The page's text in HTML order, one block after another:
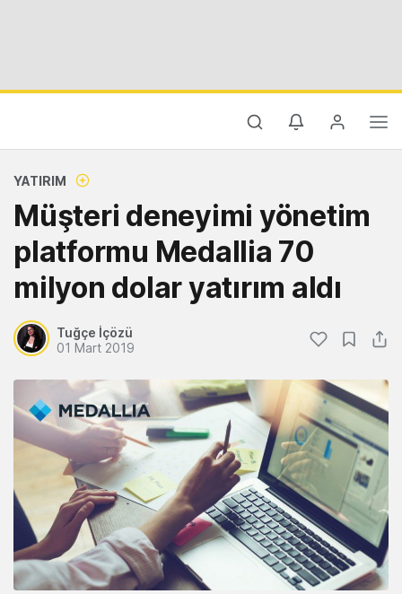
YATIRIM
Müşteri deneyimi yönetim
platformu Medallia 70
milyon dolar yatırım aldı
Tuğçe İçözü
01 Mart 2019